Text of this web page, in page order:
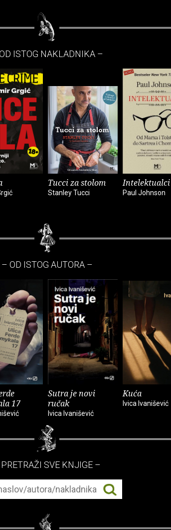
ISTOG NAKLADNIKA –
Tucci za stolom
Stanley Tucci
Intelektualci
Paul Johnson
– OD ISTOG AUTORA –
17
Sutra je novi
ručak
Ivica Ivanišević
Kuća
Ivica Ivanišević
SVE KNJIGE –